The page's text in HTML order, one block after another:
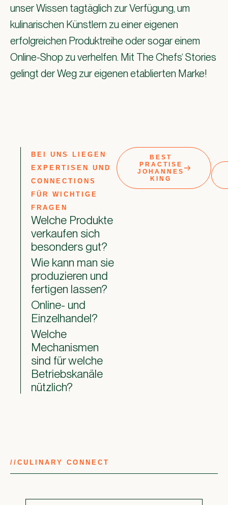
unser Wissen tagtäglich zur Verfügung, um
kulinarischen Künstlern zu einer eigenen
erfolgreichen Produktreihe oder sogar einem
Online-Shop zu verhelfen. Mit The Chefs‘ Stories
gelingt der Weg zur eigenen etablierten Marke!
BEI UNS LIEGEN
EXPERTISEN UND
CONNECTIONS
FÜR WICHTIGE
FRAGEN
Welche Produkte
verkaufen sich
besonders gut?
Wie kann man sie
produzieren und
fertigen lassen?
Online- und
Einzelhandel?
Welche
Mechanismen
sind für welche
Betriebskanäle
nützlich?
BEST
PRACTISE
JOHANNES
KING
// CULINARY CONNECT